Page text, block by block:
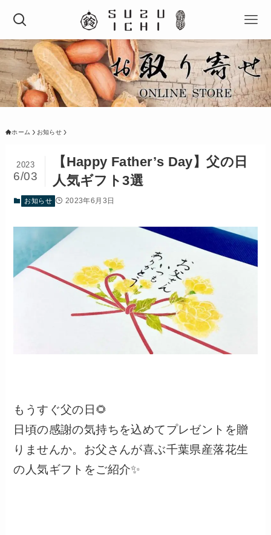
ホーム お知らせ
【Happy Father’s Day】父の日
人気ギフト3選
2023
6/03
お知らせ 2023年6月3日
もうすぐ父の日🌻
日頃の感謝の気持ちを込めてプレゼントを贈
りませんか。お父さんが喜ぶ千葉県産落花生
の人気ギフトをご紹介✨